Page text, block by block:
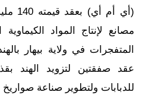
(أي
مصانع لإنتاج المواد
المتفجرات في ولاية بيهار
عقد صفقتين لتزويد الهند
للدبابات ولتطوير صناعة